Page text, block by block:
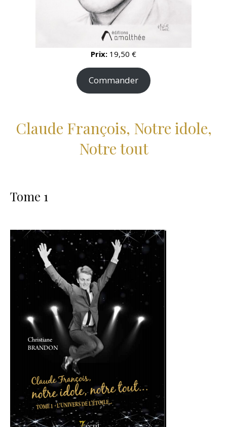
Prix: 19,50 €
Commander
Claude François, Notre idole,
Notre tout
Tome 1